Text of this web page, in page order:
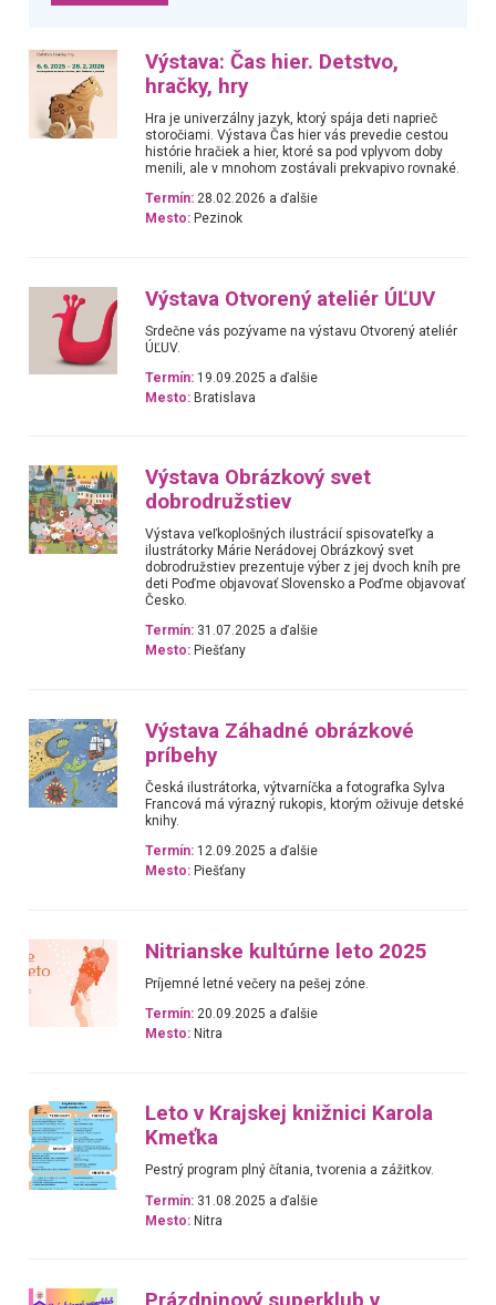
Výstava: Čas hier. Detstvo,
hračky, hry
Hra je univerzálny jazyk, ktorý spája deti naprieč
storočiami. Výstava Čas hier vás prevedie cestou
histórie hračiek a hier, ktoré sa pod vplyvom doby
menili, ale v mnohom zostávali prekvapivo rovnaké.
Termín: 28.02.2026 a ďalšie
Mesto: Pezinok
Výstava Otvorený ateliér ÚĽUV
Srdečne vás pozývame na výstavu Otvorený ateliér
ÚĽUV.
Termín: 19.09.2025 a ďalšie
Mesto: Bratislava
Výstava Obrázkový svet
dobrodružstiev
Výstava veľkoplošných ilustrácií spisovateľky a
ilustrátorky Márie Nerádovej Obrázkový svet
dobrodružstiev prezentuje výber z jej dvoch kníh pre
deti Poďme objavovať Slovensko a Poďme objavovať
Česko.
Termín: 31.07.2025 a ďalšie
Mesto: Piešťany
Výstava Záhadné obrázkové
príbehy
Česká ilustrátorka, výtvarníčka a fotografka Sylva
Francová má výrazný rukopis, ktorým oživuje detské
knihy.
Termín: 12.09.2025 a ďalšie
Mesto: Piešťany
Nitrianske kultúrne leto 2025
Príjemné letné večery na pešej zóne.
Termín: 20.09.2025 a ďalšie
Mesto: Nitra
Leto v Krajskej knižnici Karola
Kmeťka
Pestrý program plný čítania, tvorenia a zážitkov.
Termín: 31.08.2025 a ďalšie
Mesto: Nitra